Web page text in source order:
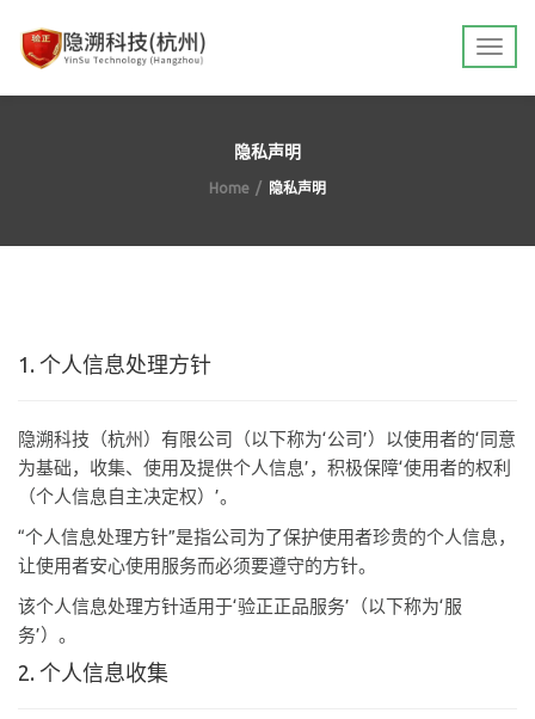
隐私声明
Home 隐私声明
1. 个人信息处理方针
隐溯科技（杭州）有限公司（以下称为‘公司’）以使用者的‘同意
为基础，收集、使用及提供个人信息’，积极保障‘使用者的权利
（个人信息自主决定权）’。
“个人信息处理方针”是指公司为了保护使用者珍贵的个人信息，
让使用者安心使用服务而必须要遵守的方针。
该个人信息处理方针适用于‘验正正品服务’（以下称为‘服
务’）。
2. 个人信息收集